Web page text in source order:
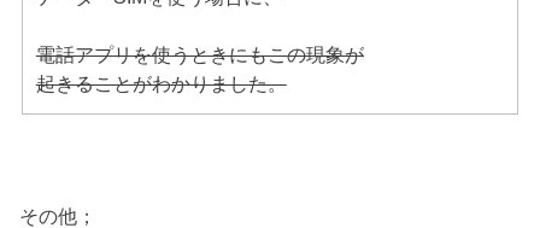
電話アプリを使うときにもこの現象が
起きることがわかりました。
その他；